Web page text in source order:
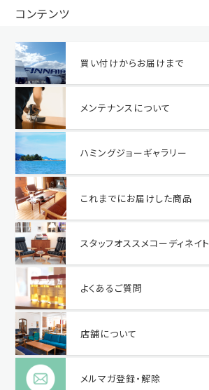
コンテンツ
買い付けからお届けまで
メンテナンスについて
ハミングジョーギャラリー
これまでにお届けした商品
スタッフオススメコーディネイト
よくあるご質問
店舗について
メルマガ登録・解除